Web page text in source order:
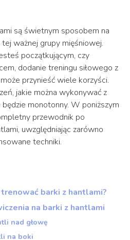
są świetnym sposobem na
ważnej grupy mięśniowej.
początkującym, czy
dodanie treningu siłowego z
przynieść wiele korzyści.
jakie można wykonywać z
monotonny. W poniższym
przewodnik po
uwzględniając zarówno
techniki.
barki z hantlami?
na barki z hantlami
nad głowę
na boki